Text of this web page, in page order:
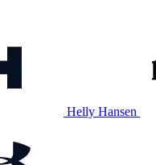
Helly Hansen